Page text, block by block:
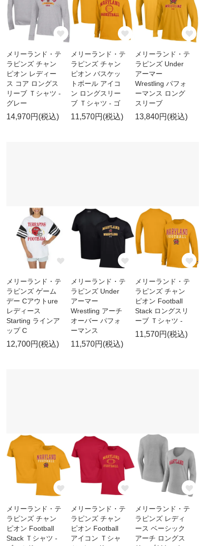
メリーランド・テ
ラピンズ チャン
ピオン レディー
ス コア ロングス
リーブ Ｔシャツ -
グレー
14,970円(税込)
メリーランド・テ
ラピンズ チャン
ピオン バスケッ
トボール アイコ
ン ロングスリー
ブ Ｔシャツ - ゴ
11,570円(税込)
メリーランド・テ
ラピンズ Under
アーマー
Wrestling パフォ
ーマンス ロング
スリーブ
13,840円(税込)
メリーランド・テ
ラピンズ ゲーム
デー Cアウトure
レディース
Starting ラインア
ップ C
12,700円(税込)
メリーランド・テ
ラピンズ Under
アーマー
Wrestling アーチ
オーバー パフォ
ーマンス
11,570円(税込)
メリーランド・テ
ラピンズ チャン
ピオン Football
Stack ロングスリ
ーブ Ｔシャツ -
11,570円(税込)
メリーランド・テ
ラピンズ チャン
ピオン Football
Stack Ｔシャツ -
メリーランド・テ
ラピンズ チャン
ピオン Football
アイコン Ｔシャ
メリーランド・テ
ラピンズ レディ
ース ベーシック
アーチ ロングス